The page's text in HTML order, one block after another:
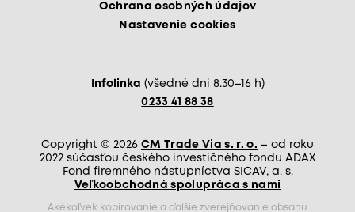
Ochrana osobných údajov
Nastavenie cookies
Infolinka (všedné dni 8.30–16 h)
0233 41 88 38
Copyright © 2026 CM Trade Via s. r. o. – od roku
2022 súčasťou českého investičného fondu ADAX
Fond firemného nástupníctva SICAV, a. s.
Veľkoobchodná spolupráca s nami
Akékoľvek kopírovanie a ďalšie zverejňovanie obsahu